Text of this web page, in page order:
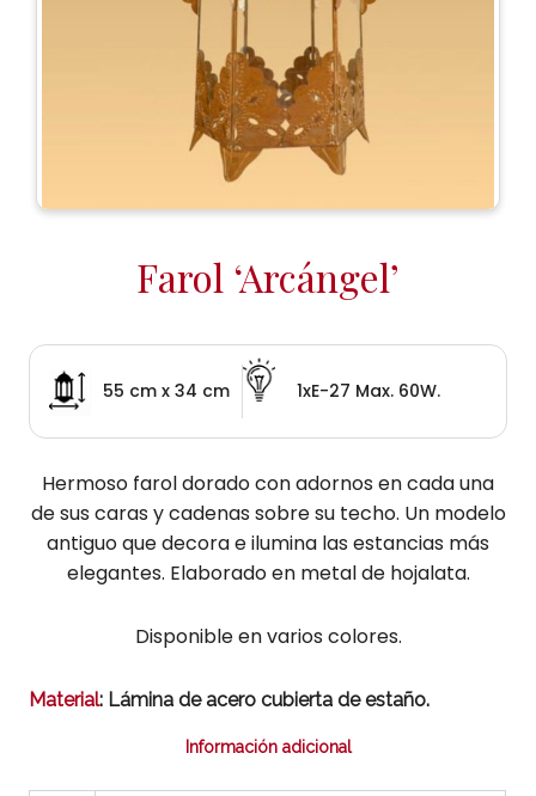
Farol ‘Arcángel’
55 cm x 34 cm 1xE-27 Max. 60W.
Hermoso farol dorado con adornos en cada una
de sus caras y cadenas sobre su techo. Un modelo
antiguo que decora e ilumina las estancias más
elegantes. Elaborado en metal de hojalata.
Disponible en varios colores.
Material: Lámina de acero cubierta de estaño.
Información adicional